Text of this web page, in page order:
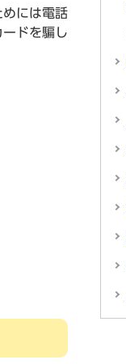
には電話
ドを騙し